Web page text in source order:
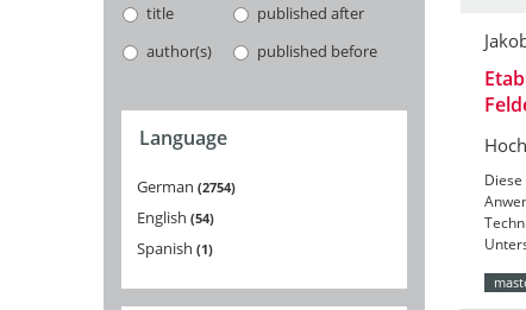
title
published after
author(s)
published before
Language
German 2754
English 54
Spanish 1